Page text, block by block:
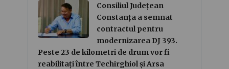
Consiliul Județean
Constanța a semnat
contractul pentru
modernizarea DJ 393.
Peste 23 de kilometri de drum vor fi
reabilitați între Techirghiol și Arsa